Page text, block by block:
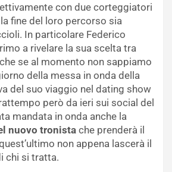
con due corteggiatori
fine del loro percorso sia
In particolare Federico
a rivelare la sua scelta tra
se al momento non sappiamo
della messa in onda della
del suo viaggio nel dating show
però da ieri sui social del
mandata in onda anche la
nuovo tronista che prenderà il
non appena lascerà il
chi si tratta.